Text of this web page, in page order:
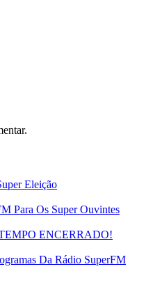
Eleição
Para Os Super Ouvintes
ENCERRADO!
Da Rádio SuperFM